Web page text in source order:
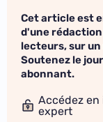
Cet article est
d'une rédaction
lecteurs, sur
Soutenez le
abonnant.
Accédez
expert